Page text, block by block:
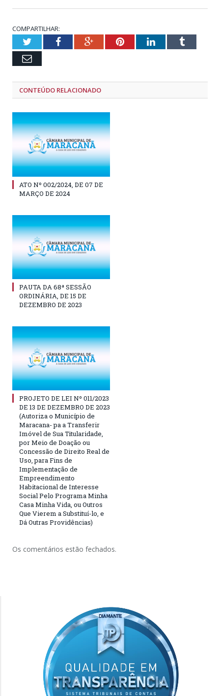
COMPARTILHAR:
TwitterFacebookGoogle+PinterestLinkedInTumblr
Email
CONTEÚDO RELACIONADO
ATO Nº 002/2024, DE 07 DE
MARÇO DE 2024
PAUTA DA 68ª SESSÃO
ORDINÁRIA, DE 15 DE
DEZEMBRO DE 2023
PROJETO DE LEI Nº 011/2023
DE 13 DE DEZEMBRO DE 2023
(Autoriza o Município de
Maracana- pa a Transferir
Imóvel de Sua Titularidade,
por Meio de Doação ou
Concessão de Direito Real de
Uso, para Fins de
Implementação de
Empreendimento
Habitacional de Interesse
Social Pelo Programa Minha
Casa Minha Vida, ou Outros
Que Vierem a Substituí-lo, e
Dá Outras Providências)
Os comentários estão fechados.